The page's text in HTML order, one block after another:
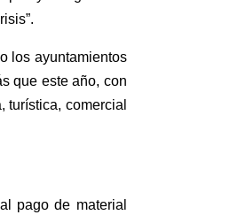
los ayuntamientos
que este año, con
turística, comercial
pago de material